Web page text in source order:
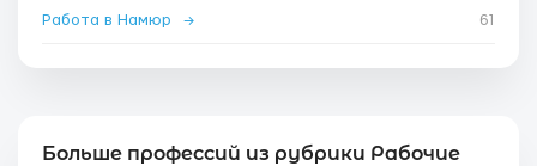
Работа в Намюр → 61
Больше профессий из рубрики Рабочие